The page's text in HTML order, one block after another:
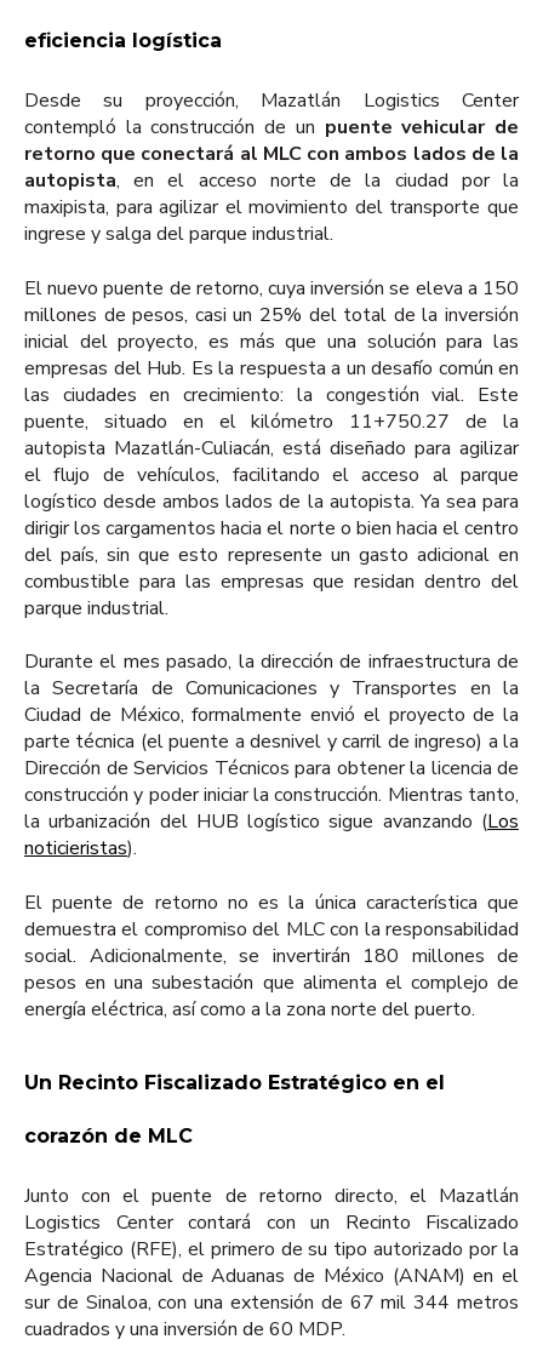
eficiencia logística
Desde su proyección, Mazatlán Logistics Center
contempló la construcción de un puente vehicular de
retorno que conectará al MLC con ambos lados de la
autopista, en el acceso norte de la ciudad por la
maxipista, para agilizar el movimiento del transporte que
ingrese y salga del parque industrial.
El nuevo puente de retorno, cuya inversión se eleva a 150
millones de pesos, casi un 25% del total de la inversión
inicial del proyecto, es más que una solución para las
empresas del Hub. Es la respuesta a un desafío común en
las ciudades en crecimiento: la congestión vial. Este
puente, situado en el kilómetro 11+750.27 de la
autopista Mazatlán-Culiacán, está diseñado para agilizar
el flujo de vehículos, facilitando el acceso al parque
logístico desde ambos lados de la autopista. Ya sea para
dirigir los cargamentos hacia el norte o bien hacia el centro
del país, sin que esto represente un gasto adicional en
combustible para las empresas que residan dentro del
parque industrial.
Durante el mes pasado, la dirección de infraestructura de
la Secretaría de Comunicaciones y Transportes en la
Ciudad de México, formalmente envió el proyecto de la
parte técnica (el puente a desnivel y carril de ingreso) a la
Dirección de Servicios Técnicos para obtener la licencia de
construcción y poder iniciar la construcción. Mientras tanto,
la urbanización del HUB logístico sigue avanzando (Los
noticieristas).
El puente de retorno no es la única característica que
demuestra el compromiso del MLC con la responsabilidad
social. Adicionalmente, se invertirán 180 millones de
pesos en una subestación que alimenta el complejo de
energía eléctrica, así como a la zona norte del puerto.
Un Recinto Fiscalizado Estratégico en el
corazón de MLC
Junto con el puente de retorno directo, el Mazatlán
Logistics Center contará con un Recinto Fiscalizado
Estratégico (RFE), el primero de su tipo autorizado por la
Agencia Nacional de Aduanas de México (ANAM) en el
sur de Sinaloa, con una extensión de 67 mil 344 metros
cuadrados y una inversión de 60 MDP.